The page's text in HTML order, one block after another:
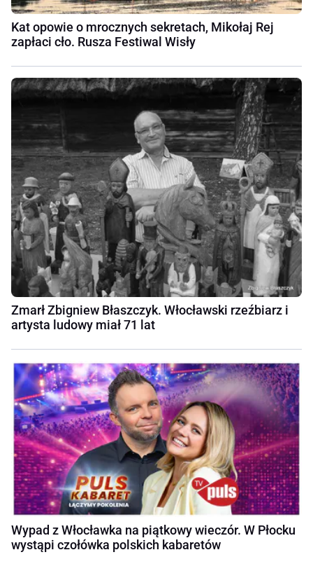
Kat opowie o mrocznych sekretach, Mikołaj Rej
zapłaci cło. Rusza Festiwal Wisły
Zmarł Zbigniew Błaszczyk. Włocławski rzeźbiarz i
artysta ludowy miał 71 lat
Wypad z Włocławka na piątkowy wieczór. W Płocku
wystąpi czołówka polskich kabaretów